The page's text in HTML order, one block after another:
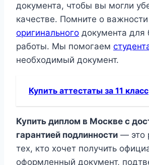
документа, чтобы вы могли
качестве. Помните о важности
оригинального документа для
работы. Мы помогаем
необходимый документ.
Купить аттестаты за 11 класс
Купить диплом в Москве с
гарантией подлинности — это
тех, кто хочет получить
оформленный документ,